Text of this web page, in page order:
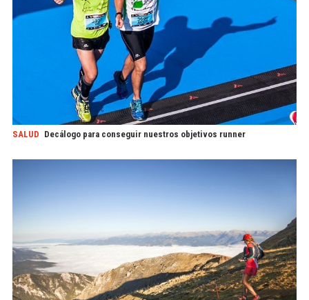
SALUD Decálogo para conseguir nuestros objetivos runner